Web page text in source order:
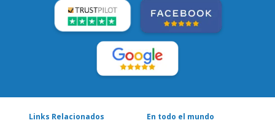
LEE NUESTRAS RESEÑAS: